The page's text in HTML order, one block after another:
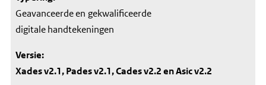
Geavanceerde en gekwalificeerde
digitale handtekeningen
Xades v2.1, Pades v2.1, Cades v2.2 en Asic v2.2